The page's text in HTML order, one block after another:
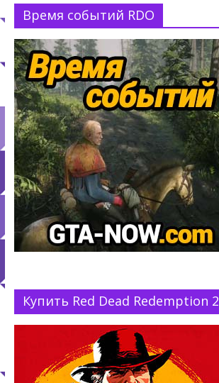
Время событий RDO
Купить Red Dead Redemption 2